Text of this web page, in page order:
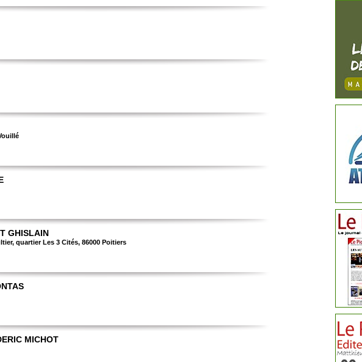
GHISLAIN
quartier Les 3 Cités, 86000 Poitiers
MICHOT